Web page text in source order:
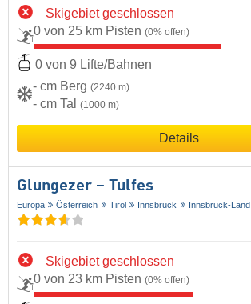
Skigebiet geschlossen
0 von 25 km Pisten (0% offen)
0 von 9 Lifte/Bahnen
- cm Berg (2240 m)
- cm Tal (1000 m)
Details
Glungezer – Tulfes
Europa Österreich Tirol Innsbruck Innsbruck-Land
Skigebiet geschlossen
0 von 23 km Pisten (0% offen)